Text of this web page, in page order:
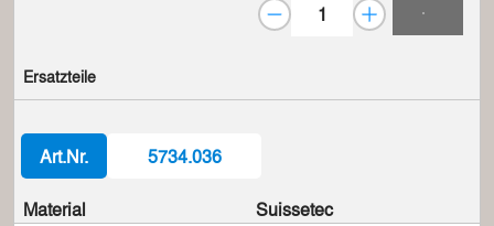
Ersatzteile
Art.Nr. 5734.036
Material
Suissetec